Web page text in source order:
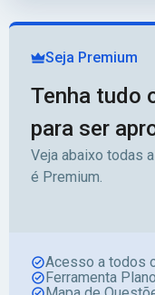
Seja Premium
Tenha tudo
para ser
Veja abaixo todas
é Premium.
Acesso a todos
Ferramenta